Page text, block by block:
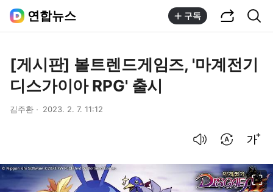
연합뉴스 구독
[게시판] 볼트렌드게임즈, '마계전기
디스가이아 RPG' 출시
김주환 2023. 2. 7. 11:12